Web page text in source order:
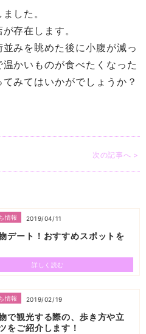
した。
存在します。
みを眺めた後に小腹が減っ
かいものが食べたくなった
みてはいかがでしょうか？
次の記事へ >
情報 2019/04/11
デート！おすすめスポットを
詳しく読む
情報 2019/02/19
で観光する際の、歩き方や立
をご紹介します！